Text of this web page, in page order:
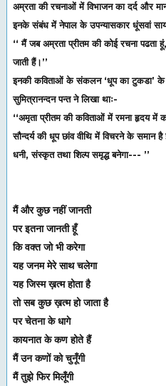
अम्रता की रचनाओं में विभाजन का दर्द और
इनके संबंध में नेपाल के उपन्यासकार धूंसवां
‘‘ मैं जब अम्रता प्रीतम की कोई रचना पढता
जाती हैं।’’
इनकी कविताओं के संकलन ‘धूप का टुकडा’ के
सुमित्रानन्दन पन्त ने लिखा थाः-
‘‘अमृता प्रीतम की कविताओं में रमना हृदय
सौन्दर्य की धूप छांव वीथि में विचरने के समान
धनी, संस्कृत तथा शिल्प समृद्ध बनेगा--- ’’
मैं और कुछ नहीं जानती
पर इतना जानती हूँ
कि वक्त जो भी करेगा
यह जनम मेरे साथ चलेगा
यह जिस्म ख़त्म होता है
तो सब कुछ ख़त्म हो जाता है
पर चेतना के धागे
कायनात के कण होते हैं
मैं उन कणों को चुनूँगी
मैं तुझे फिर मिलूँगी